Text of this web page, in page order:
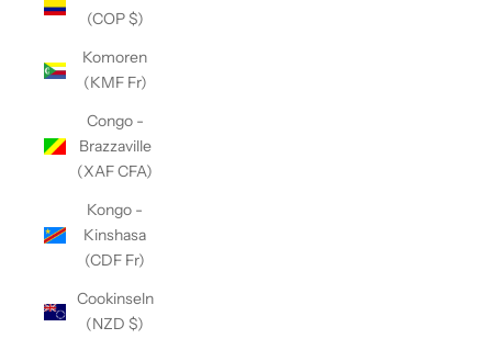
(COP $)
Komoren
(KMF Fr)
Congo -
Brazzaville
(XAF CFA)
Kongo -
Kinshasa
(CDF Fr)
Cookinseln
(NZD $)